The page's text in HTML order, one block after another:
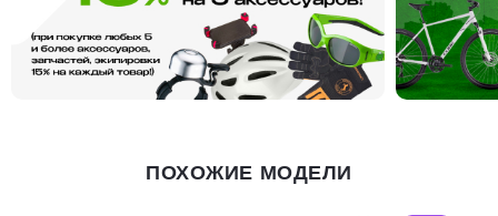
ПОХОЖИЕ МОДЕЛИ